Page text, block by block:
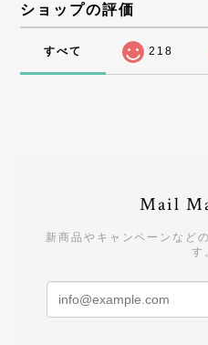
ショップの評価
すべて 218
Mail
新商品やキャンペーンなど
す